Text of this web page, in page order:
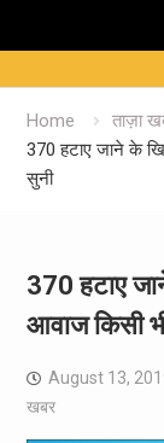
Home
ताज़ा
370 हटाए जाने के
सुनी
370 हटाए
आवाज किसी
August 13,
खबर